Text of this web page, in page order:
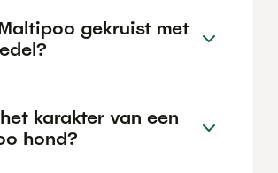
gekruist met
karakter van een
hond?